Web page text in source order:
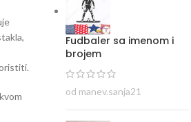
Fudbaler sa imenom i
brojem
od manev.sanja21